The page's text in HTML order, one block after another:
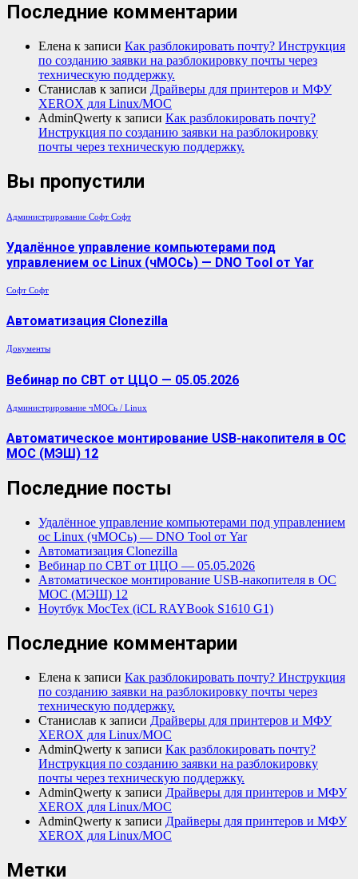
Последние комментарии
Елена к записи Как разблокировать почту? Инструкция
по созданию заявки на разблокировку почты через
техническую поддержку.
Станислав к записи Драйверы для принтеров и МФУ
XEROX для Linux/МОС
AdminQwerty к записи Как разблокировать почту?
Инструкция по созданию заявки на разблокировку
почты через техническую поддержку.
Вы пропустили
Администрирование Софт Софт
Удалённое управление компьютерами под
управлением ос Linux (чМОСь) — DNO Tool от Yar
Софт Софт
Автоматизация Clonezilla
Документы
Вебинар по СВТ от ЦЦО — 05.05.2026
Администрирование чМОСь / Linux
Автоматическое монтирование USB-накопителя в ОС
МОС (МЭШ) 12
Последние посты
Удалённое управление компьютерами под управлением
ос Linux (чМОСь) — DNO Tool от Yar
Автоматизация Clonezilla
Вебинар по СВТ от ЦЦО — 05.05.2026
Автоматическое монтирование USB-накопителя в ОС
МОС (МЭШ) 12
Ноутбук МосТех (iCL RAYBook S1610 G1)
Последние комментарии
Елена к записи Как разблокировать почту? Инструкция
по созданию заявки на разблокировку почты через
техническую поддержку.
Станислав к записи Драйверы для принтеров и МФУ
XEROX для Linux/МОС
AdminQwerty к записи Как разблокировать почту?
Инструкция по созданию заявки на разблокировку
почты через техническую поддержку.
AdminQwerty к записи Драйверы для принтеров и МФУ
XEROX для Linux/МОС
AdminQwerty к записи Драйверы для принтеров и МФУ
XEROX для Linux/МОС
Метки